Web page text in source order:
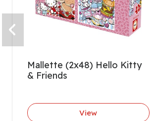
Mallette (2x48) Hello Kitty
& Friends
View